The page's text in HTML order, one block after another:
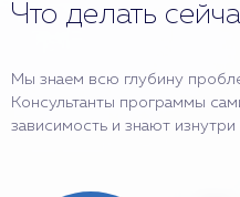
Что делать
Мы знаем всю глубину
Консультанты программы
зависимость и знают